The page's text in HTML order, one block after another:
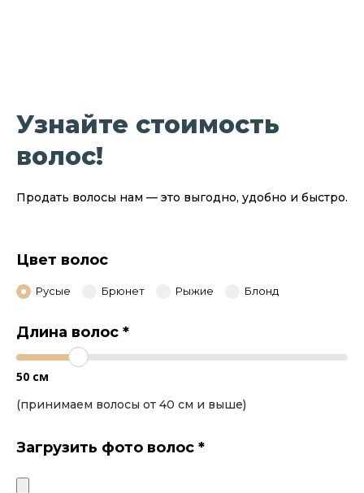
Узнайте стоимость
волос!
Продать волосы нам — это выгодно, удобно и быстро.
Цвет волос
Русые Брюнет Рыжие Блонд
Длина волос *
50 см
(принимаем волосы от 40 см и выше)
Загрузить фото волос *